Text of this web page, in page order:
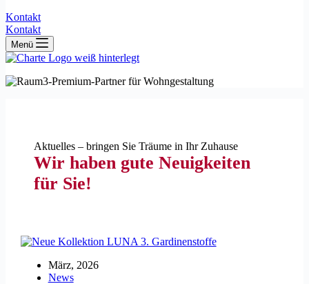
Kontakt
Kontakt
Menü
Aktuelles – bringen Sie Träume in Ihr Zuhause
Wir haben gute Neuigkeiten
für Sie!
März, 2026
News